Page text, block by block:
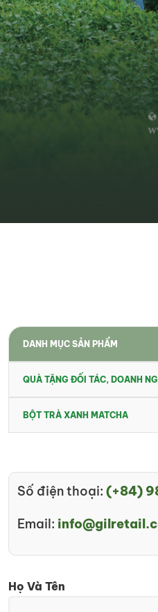
DANH MỤC SẢN PHẨM
QUÀ TẶNG ĐỐI TÁC, DOANH
BỘT TRÀ XANH MATCHA
Số điện thoại: (+84)
Email:
Họ Và Tên